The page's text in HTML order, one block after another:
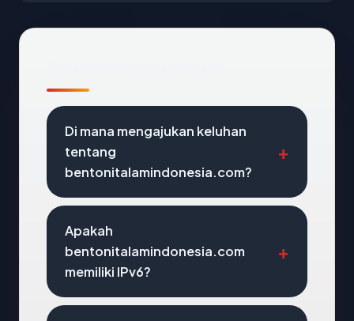
Di mana mengajukan keluhan
tentang
bentonitalamindonesia.com?
Apakah
bentonitalamindonesia.com
memiliki IPv6?